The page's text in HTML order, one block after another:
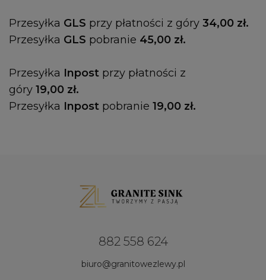
Przesyłka GLS przy płatności z góry 34,00 zł.
Przesyłka GLS pobranie 45,00 zł.
Przesyłka Inpost przy płatności z
góry 19,00 zł.
Przesyłka Inpost pobranie 19,00 zł.
882 558 624
biuro@granitowezlewy.pl